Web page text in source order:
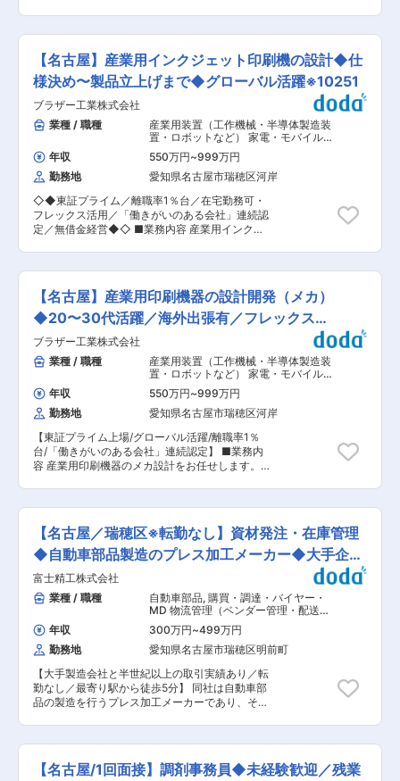
る強度付与を可能にするセラミックコーティング
技術「プラズマCVD」処理を量産化する装置を開
浸炭炉（火を使わない熱処理設備）も開発しまし
た。 変更の範囲：会社の定める業務
織構成 管理者2名（50代）、40代2名、20代1名
したシステム構築に裁量を持って取り組めます。
資格取得支援も充実しており、IT領域の専門性を
高めることができます。 ■教育体制 OJT研修を
中心に、通信教育、各種資格取得補助（国家資
格・Microsoft Azure等）制度あり ■就業環境 月
平均残業20時間程度、フレックスタイム制導入、
年間休日121日、福利厚生・各種手当も充実 ■想
定されるキャリアパス 国内拠点の業務改善を経験
し、グループ全体のIT戦略やDX推進メンバーとし
ての成長が目指せます ■当社の特徴： 特に需要
の大きい浸炭処理装置の分野では、国内でもトッ
プクラスの実績を誇っています。近年では、汎用
品だけでなく、お客様のニーズを見据えた新製品
ースで生産性を3倍に向上させた小型連続炉や、
部品用連続窒化炉、省エネルギーを実現した次世
課題を解決する高機能製品の開発によって、競争
力を高めています。
ラの整備（ネットワーク／利用システム／ファイ
ルサーバー）、工場ネットワークセキュリティの
整備（現行システムの状況確認、課題改善、顧客
対応、監査対応）、PCサポート、現地トラブル
対応業務を担当します。 【具体的な業務内容】
◇協力ベンダーの選定／企画／要件定義／設計／
開発／テスト／運用サポート／インフラ保守 ◇国
内拠点への出張（社用車移動／公共交通機関移
動） ■配属部署・組織：50代の管理者2名の配下
に、40代が2名、20代が1名所属しています。 ■
システム環境 OSの種類：Windows
※Mac,Linuxは使用しておりません。 DBの種類：
SQLServer ※Oracleは使用しておりません。 ■
特徴・魅力：現行システムを解析/理解して、長期
的な運用保守の実現に向けてシステム保守を担当
します。また、インフラ環境を再整備しDXを推
格を会社負担で取得可能です。 ■キャリアパス：
国内製造拠点の企画・提案・導入・運用のプロジ
ェクトメンバーとして経験を積み、将来的にはグ
ループ全体のIT戦略企画、国内外のDX施策・運
用・保守・管理を中心的に推進する主要メンバー
となるよう目指していただきます。 ■働き方：残
業時間は月平均20時間程度です。国内拠点への出
張（社用車移動／公共交通機関移動）※月1回程度
もございます。またフレックスタイム制も導入し
ているため、柔軟な働き方が可能です。 ■同社の
特徴：特に需要の大きい浸炭処理装置の分野で
は、国内でもトップクラスの実績を誇っていま
す。近年では、汎用品だけでなく、お客様のニー
バッチ炉と同じスペースで生産性を3倍に向上さ
せた小型連続炉や、部品用連続窒化炉、省エネル
の生産現場における課題を解決する高機能製品の
開発によって、競争力を高めています。
【名古屋】産業用インクジェット印刷機の設計◆仕
様決め〜製品立上げまで◆グローバル活躍※10251
ブラザー工業株式会社
業種 / 職種
産業用装置（工作機械・半導体製造装
置・ロボットなど） 家電・モバイル・
ネットワーク機器・複写機・プリンタ
家電・AV・スマートフォン・携帯端
末・複合機 工作機械・産業機械・ロボ
年収 550万円~999万円
勤務地
愛知県名古屋市瑞穂区河岸
◇◆東証プライム／離職率1％台／在宅勤務可・
フレックス活用／「働きがいのある会社」連続認
定／無借金経営◆◇ ■業務内容 産業用インクジ
協業し、チームをリードしてプロジェクトを牽引
します。製品の仕様決めから製品設計、試作評
価、立ち上げまで、開発のすべてに関わることが
できます。 若い部門であるため、新しいことにチ
ャレンジしたり、自分自身で提案しやり方を決め
ることができます。海外とのやりとりも頻繁にあ
りますので、多様な経験と成長ができます。 ■将
来的なキャリアパス 海外とのグローバルな開発を
推進いただきます。将来的にはマネジャーまたは
プロフェッショナルとして事業を牽引していただ
きます。 ■職場環境 ・ブラザーの将来を支える
産業印刷分野に取り組んでおり、モチベーション
高く業務に邁進しています。 ・多くの技術分野で
経験を積んできた人々が自律的に協力しながら開
発しています。 ・海外出張や海外とのＷｅｂ会議
も頻繁で、海外が身近な職場です。 ・20代・30
残業時間：20H/月程度 ・在宅勤務可 ・海外出張
あり：年間1〜2回、欧州（イギリス・スイスな
ど）へ1週間程/回 ・希望者は1−3か月の長期で欧
州などへトレーニーとして行くことも可能です ■
当社の魅力 ＜中途入社多数活躍＞ 中途入社の方
の多くが感じた良い点は“社内決裁の速さ”。やり
たい事が尊重され、自由でフラットな社風、実際
に裁量権を持って業務に関われている証拠です。
＜グローバル展開＞ 100年の歴史の中で、情報通
信機器から産業機器、工作機械に至るまで幅広く
事業を展開。海外生産比率は90％、海外売上比率
は80％にのぼり“brother”の名は世界的ブランド
力を有しています。 ＜確かな技術力＞ 産業・工
数開発しており、精密制御による機敏な動作が強
み。「機器サイズを絞り開発資源を集中」し、
置の自社開発に拘り、きめ細かな制御が可能な機
【名古屋】産業用印刷機器の設計開発（メカ）
◆20〜30代活躍／海外出張有／フレックス
※11332
ブラザー工業株式会社
業種 / 職種
産業用装置（工作機械・半導体製造装
置・ロボットなど） 家電・モバイル・
ネットワーク機器・複写機・プリンタ
工程設計・工法開発・工程改善・
IE（機械・金属加工） 工程設計・工法
年収 550万円~999万円
勤務地
愛知県名古屋市瑞穂区河岸
【東証プライム上場/グローバル活躍/離職率1％
台/「働きがいのある会社」連続認定】 ■業務内
容 産業用印刷機器のメカ設計をお任せします。
将来的には、製品の設計開発や評価・海外工場で
の部品および製品立上げ・海外の企画販売部門と
の合意形成など多岐にわたる技術・経験を獲得で
きるポジションです。 ■業務の特徴 ブラザーグ
ループビジョン「At your side 2030」実現に向け
成長領域事業である産業用領域・ドミノ事業。 若
い部門のため、新しいことにチャレンジしたり、
自分自信で提案しやり方を決めることができま
す。海外とのやりとりも頻繁にあるため、多様な
経験と成長ができます。 ■職場環境 ・海外出
張：1-2週間程度の出張が年間2-3回程度 ・20
代、30代を中心とし経験者採用入社も多く多様な
チームで和気藹々と開発しています。技術レベル
の高いプロフェッショナルが多い職場で新規技術
を積極的に取り入れ、難易度の高い技術開発に挑
戦しています。 ■数字で見るブラザー
方の多くが入社後感じた良い点は“社内決裁の速
【名古屋／瑞穂区※転勤なし】資材発注・在庫管理
◆自動車部品製造のプレス加工メーカー◆大手企業
取引有り
富士精工株式会社
業種 / 職種
自動車部品, 購買・調達・バイヤー・
MD 物流管理（ベンダー管理・配送管
理・受発注管理など）
年収 300万円~499万円
勤務地
愛知県名古屋市瑞穂区明前町
【大手製造会社と半世紀以上の取引実績あり／転
勤なし／最寄り駅から徒歩5分】 同社は自動車部
品の製造を行うプレス加工メーカーであり、その
す。 今回、生産の安定供給を維持・向上させてい
くため、資材発注と在庫管理業務をご担当いただ
きます。 ■業務内容： ・部品ごとに異なる鋼材
【名古屋/1回面接】調剤事務員◆未経験歓迎／残業